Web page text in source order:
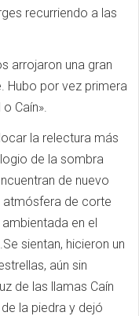
recurriendo a las
arrojaron una gran
Hubo por vez primera
Caín».
la relectura más
de la sombra
de nuevo
atmósfera de corte
en el
sientan, hicieron un
aún sin
de las llamas Caín
la piedra y dejó